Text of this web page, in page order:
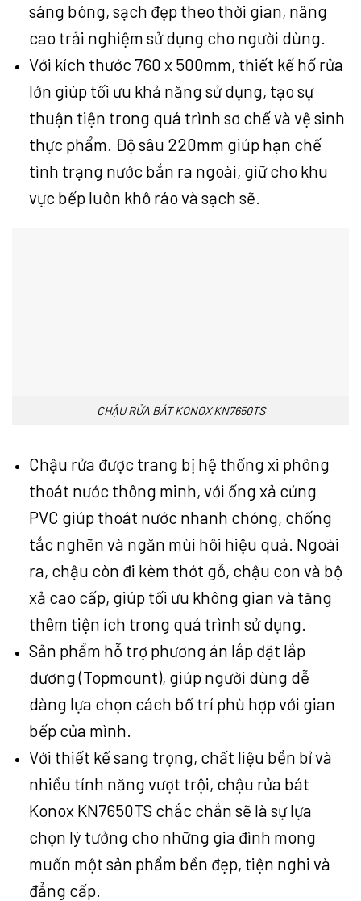
sáng bóng, sạch đẹp theo thời gian, nâng
cao trải nghiệm sử dụng cho người dùng.
Với kích thước 760 x 500mm, thiết kế hố rửa
lớn giúp tối ưu khả năng sử dụng, tạo sự
thuận tiện trong quá trình sơ chế và vệ sinh
thực phẩm. Độ sâu 220mm giúp hạn chế
tình trạng nước bắn ra ngoài, giữ cho khu
vực bếp luôn khô ráo và sạch sẽ.
CHẬU RỬA BÁT KONOX KN7650TS
Chậu rửa được trang bị hệ thống xi phông
thoát nước thông minh, với ống xả cứng
PVC giúp thoát nước nhanh chóng, chống
tắc nghẽn và ngăn mùi hôi hiệu quả. Ngoài
ra, chậu còn đi kèm thớt gỗ, chậu con và bộ
xả cao cấp, giúp tối ưu không gian và tăng
thêm tiện ích trong quá trình sử dụng.
Sản phẩm hỗ trợ phương án lắp đặt lắp
dương (Topmount), giúp người dùng dễ
dàng lựa chọn cách bố trí phù hợp với gian
bếp của mình.
Với thiết kế sang trọng, chất liệu bền bỉ và
nhiều tính năng vượt trội, chậu rửa bát
Konox KN7650TS chắc chắn sẽ là sự lựa
chọn lý tưởng cho những gia đình mong
muốn một sản phẩm bền đẹp, tiện nghi và
đẳng cấp.